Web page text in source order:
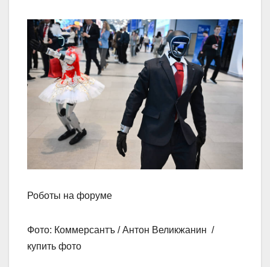
Роботы на форуме
Фото: Коммерсантъ / Антон Великжанин /
купить фото